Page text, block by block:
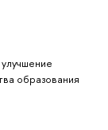
образования